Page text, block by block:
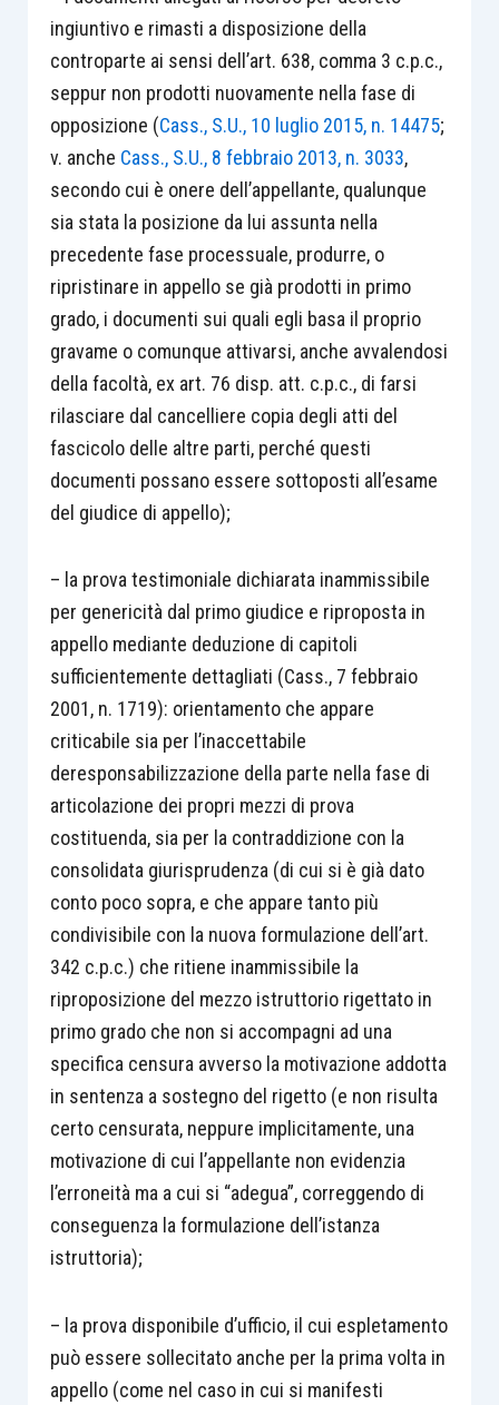
ingiuntivo e rimasti a disposizione della
controparte ai sensi dell’art. 638, comma 3 c.p.c.,
seppur non prodotti nuovamente nella fase di
opposizione (Cass., S.U., 10 luglio 2015, n. 14475;
v. anche Cass., S.U., 8 febbraio 2013, n. 3033,
secondo cui è onere dell’appellante, qualunque
sia stata la posizione da lui assunta nella
precedente fase processuale, produrre, o
ripristinare in appello se già prodotti in primo
grado, i documenti sui quali egli basa il proprio
gravame o comunque attivarsi, anche avvalendosi
della facoltà, ex art. 76 disp. att. c.p.c., di farsi
rilasciare dal cancelliere copia degli atti del
fascicolo delle altre parti, perché questi
documenti possano essere sottoposti all’esame
del giudice di appello);
– la prova testimoniale dichiarata inammissibile
per genericità dal primo giudice e riproposta in
appello mediante deduzione di capitoli
sufficientemente dettagliati (Cass., 7 febbraio
2001, n. 1719): orientamento che appare
criticabile sia per l’inaccettabile
deresponsabilizzazione della parte nella fase di
articolazione dei propri mezzi di prova
costituenda, sia per la contraddizione con la
consolidata giurisprudenza (di cui si è già dato
conto poco sopra, e che appare tanto più
condivisibile con la nuova formulazione dell’art.
342 c.p.c.) che ritiene inammissibile la
riproposizione del mezzo istruttorio rigettato in
primo grado che non si accompagni ad una
specifica censura avverso la motivazione addotta
in sentenza a sostegno del rigetto (e non risulta
certo censurata, neppure implicitamente, una
motivazione di cui l’appellante non evidenzia
l’erroneità ma a cui si “adegua”, correggendo di
conseguenza la formulazione dell’istanza
istruttoria);
– la prova disponibile d’ufficio, il cui espletamento
può essere sollecitato anche per la prima volta in
appello (come nel caso in cui si manifesti